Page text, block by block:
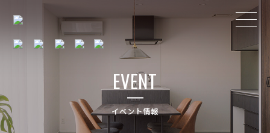
EVENT
イベント情報